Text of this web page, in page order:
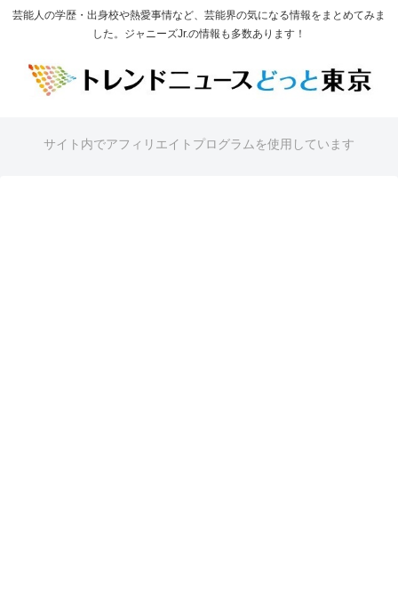
芸能人の学歴・出身校や熱愛事情など、芸能界の気になる情報をまとめてみま
した。ジャニーズJr.の情報も多数あります！
サイト内でアフィリエイトプログラムを使用しています